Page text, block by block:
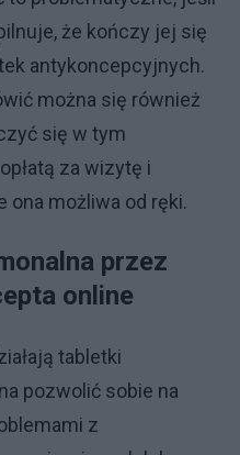
że kończy jej się
antykoncepcyjnych.
można się również
się w tym
za wizytę i
ona możliwa od ręki.
przez
online
tabletki
pozwolić sobie na
z